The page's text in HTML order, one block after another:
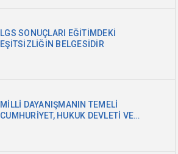
LGS SONUÇLARI EĞİTİMDEKİ
EŞİTSİZLİĞİN BELGESİDİR
MİLLİ DAYANIŞMANIN TEMELİ
CUMHURİYET, HUKUK DEVLETİ VE